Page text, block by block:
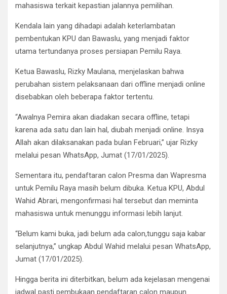
mahasiswa terkait kepastian jalannya pemilihan.
Kendala lain yang dihadapi adalah keterlambatan
pembentukan KPU dan Bawaslu, yang menjadi faktor
utama tertundanya proses persiapan Pemilu Raya.
Ketua Bawaslu, Rizky Maulana, menjelaskan bahwa
perubahan sistem pelaksanaan dari offline menjadi online
disebabkan oleh beberapa faktor tertentu.
“Awalnya Pemira akan diadakan secara offline, tetapi
karena ada satu dan lain hal, diubah menjadi online. Insya
Allah akan dilaksanakan pada bulan Februari,” ujar Rizky
melalui pesan WhatsApp, Jumat (17/01/2025).
Sementara itu, pendaftaran calon Presma dan Wapresma
untuk Pemilu Raya masih belum dibuka. Ketua KPU, Abdul
Wahid Abrari, mengonfirmasi hal tersebut dan meminta
mahasiswa untuk menunggu informasi lebih lanjut.
“Belum kami buka, jadi belum ada calon,tunggu saja kabar
selanjutnya,” ungkap Abdul Wahid melalui pesan WhatsApp,
Jumat (17/01/2025).
Hingga berita ini diterbitkan, belum ada kejelasan mengenai
jadwal pasti pembukaan pendaftaran calon maupun